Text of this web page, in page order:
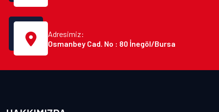
Adresimiz:
Osmanbey Cad. No : 80 İnegöl/Bursa